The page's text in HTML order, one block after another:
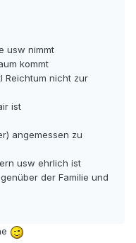
usw nimmt
kommt
Reichtum nicht zur
ist
angemessen zu
usw ehrlich ist
der Familie und